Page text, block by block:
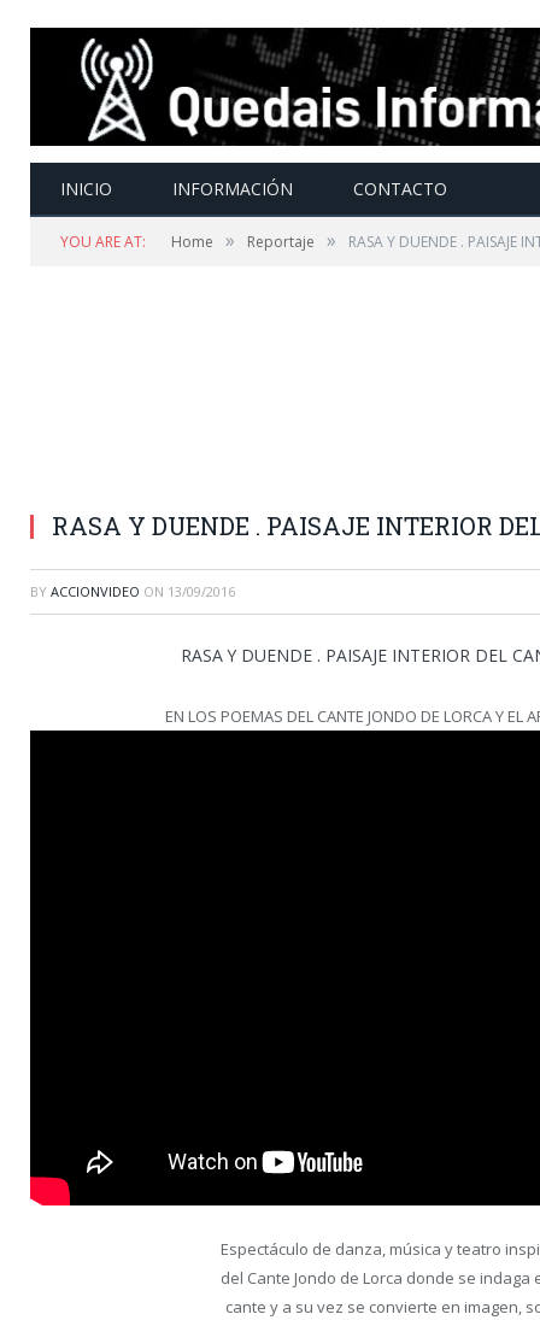
INICIO INFORMACIÓN CONTACTO
YOU ARE AT: Home » Reportaje » RASA Y DUENDE . PAISAJE
RASA Y DUENDE . PAISAJE INTERIOR
BY ACCIONVIDEO ON 13/09/2016
RASA Y DUENDE . PAISAJE INTERIOR DEL
EN LOS POEMAS DEL CANTE JONDO DE LORCA Y EL
Espectáculo de danza, música y teatro
del Cante Jondo de Lorca donde se indaga
cante y a su vez se convierte en imagen,